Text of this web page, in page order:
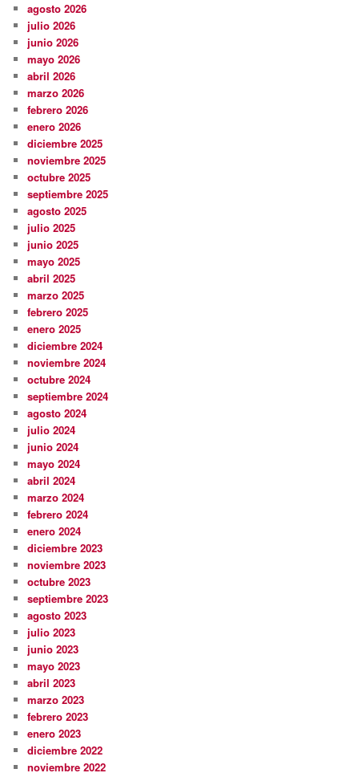
agosto 2026
julio 2026
junio 2026
mayo 2026
abril 2026
marzo 2026
febrero 2026
enero 2026
diciembre 2025
noviembre 2025
octubre 2025
septiembre 2025
agosto 2025
julio 2025
junio 2025
mayo 2025
abril 2025
marzo 2025
febrero 2025
enero 2025
diciembre 2024
noviembre 2024
octubre 2024
septiembre 2024
agosto 2024
julio 2024
junio 2024
mayo 2024
abril 2024
marzo 2024
febrero 2024
enero 2024
diciembre 2023
noviembre 2023
octubre 2023
septiembre 2023
agosto 2023
julio 2023
junio 2023
mayo 2023
abril 2023
marzo 2023
febrero 2023
enero 2023
diciembre 2022
noviembre 2022